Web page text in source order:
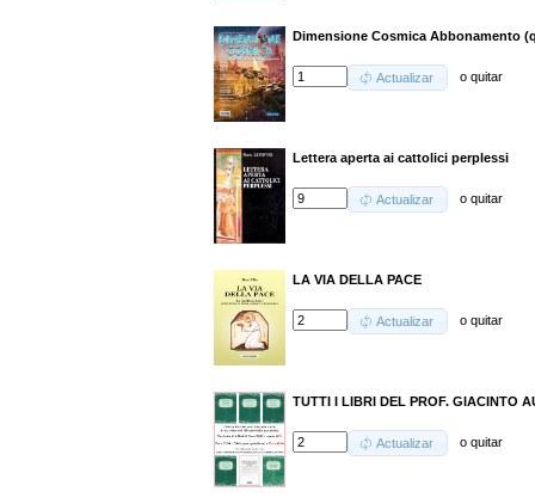
Dimensione Cosmica Abbonamento
Actualizar oquitar
Lettera aperta ai cattolici perplessi
Actualizar oquitar
LA VIA DELLA PACE
Actualizar oquitar
TUTTI I LIBRI DEL PROF. GIACINTO
Actualizar oquitar